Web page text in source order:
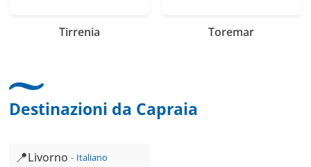
Tirrenia Toremar
Destinazioni da Capraia
📍Livorno Italiano